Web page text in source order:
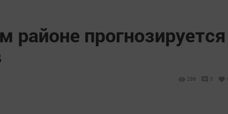
районе прогнозируется
266 0